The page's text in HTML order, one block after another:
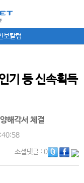
보칼럼
기 등 신속획득
해각서 체결
소셜댓글: 0